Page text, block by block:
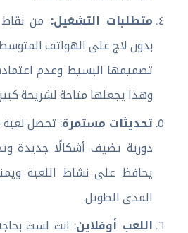
متطلبات التشغيل: من نقاط
بدون لاج على الهواتف
تصميمها البسيط وعدم
وهذا يجعلها متاحة لشريحة
تحديثات مستمرة
دورية تضيف أشكالًا جديدة
يحافظ على نشاط اللعبة
المدى الطويل.
اللعب أوفلاين: انت لست